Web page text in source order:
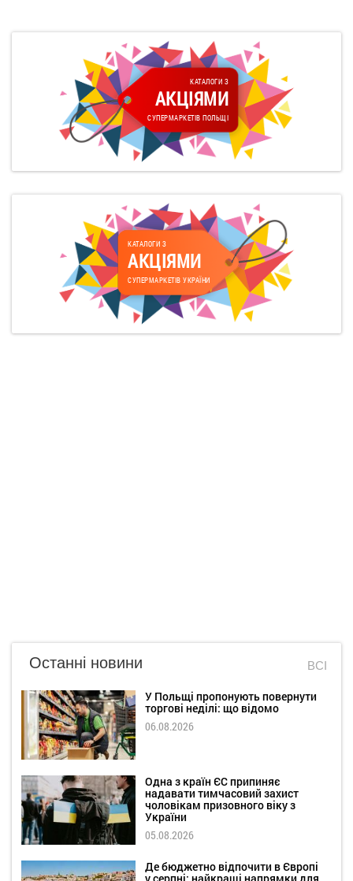
КАТАЛОГИ З
АКЦІЯМИ
СУПЕРМАРКЕТІВ ПОЛЬЩІ
КАТАЛОГИ З
АКЦІЯМИ
СУПЕРМАРКЕТІВ УКРАЇНИ
Останні новини ВСІ
У Польщі пропонують повернути
торгові неділі: що відомо
06.08.2026
Одна з країн ЄС припиняє
надавати тимчасовий захист
чоловікам призовного віку з
України
05.08.2026
Де бюджетно відпочити в Європі
у серпні: найкращі напрямки для